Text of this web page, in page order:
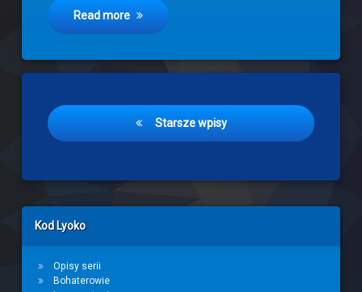
Read more
Nawigacja
po
Starsze wpisy
Left Sidebar
Kod Lyoko
Opisy serii
Bohaterowie